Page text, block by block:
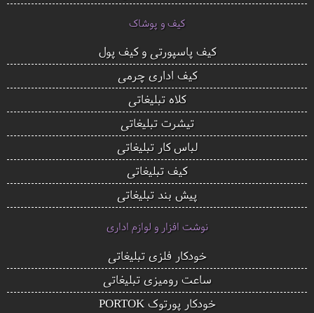
کیف و پوشاک
کیف پاسپورتی و کیف پول
کیف اداری چرمی
کلاه تبلیغاتی
تیشرت تبلیغاتی
لباس کار تبلیغاتی
کیف تبلیغاتی
پیش بند تبلیغاتی
نوشت افزار و لوازم اداری
خودکار فلزی تبلیغاتی
ساعت رومیزی تبلیغاتی
خودکار پورتوک PORTOK